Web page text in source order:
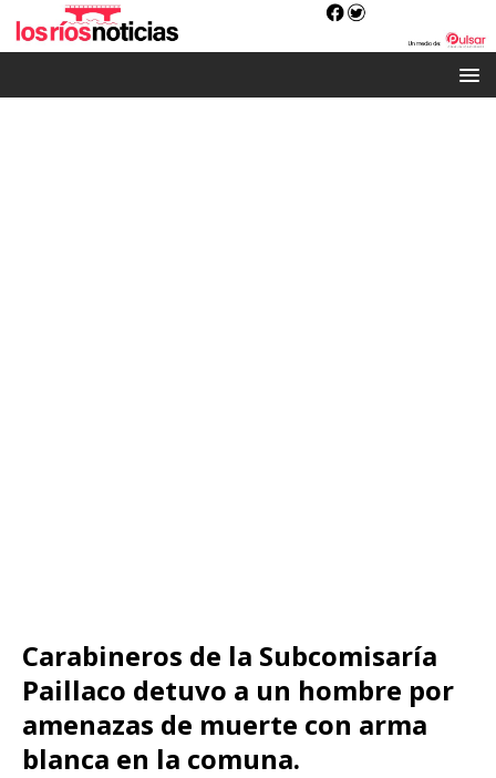
Carabineros de la Subcomisaría
Paillaco detuvo a un hombre por
amenazas de muerte con arma
blanca en la comuna.